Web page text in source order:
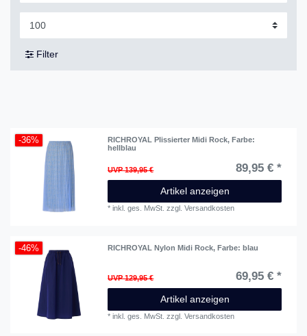
Filter
-36% RICHROYAL Plissierter Midi Rock, Farbe:
hellblau
UVP 139,95 € 89,95 € *
Artikel anzeigen
*inkl. ges. MwSt. zzgl.Versandkosten
-46% RICHROYAL Nylon Midi Rock, Farbe: blau
UVP 129,95 € 69,95 € *
Artikel anzeigen
*inkl. ges. MwSt. zzgl.Versandkosten